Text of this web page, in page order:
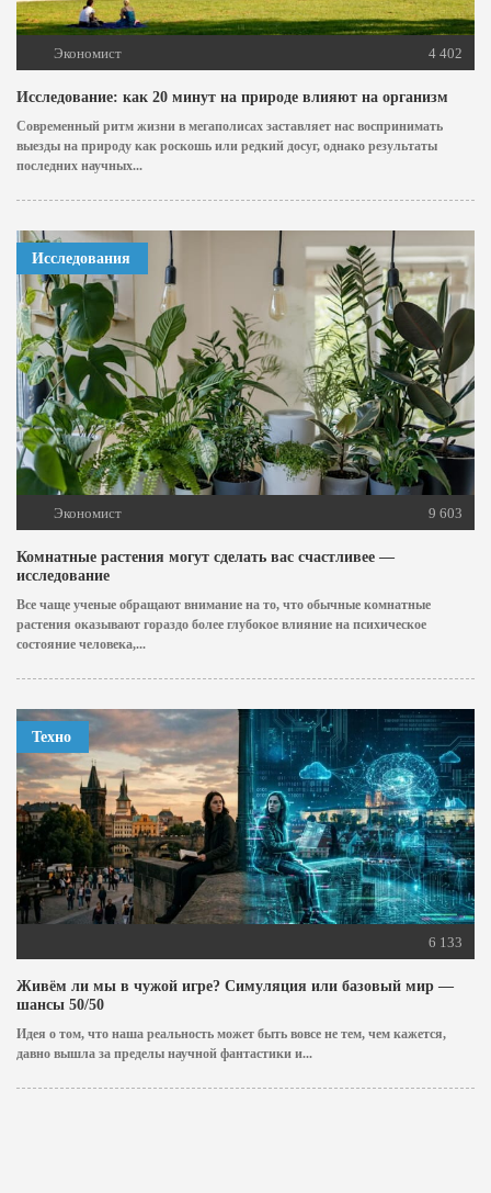
Экономист 4 402
Исследование: как 20 минут на природе влияют на организм
Современный ритм жизни в мегаполисах заставляет нас воспринимать
выезды на природу как роскошь или редкий досуг, однако результаты
последних научных...
Исследования
Экономист 9 603
Комнатные растения могут сделать вас счастливее —
исследование
Все чаще ученые обращают внимание на то, что обычные комнатные
растения оказывают гораздо более глубокое влияние на психическое
состояние человека,...
Техно
6 133
Живём ли мы в чужой игре? Симуляция или базовый мир —
шансы 50/50
Идея о том, что наша реальность может быть вовсе не тем, чем кажется,
давно вышла за пределы научной фантастики и...